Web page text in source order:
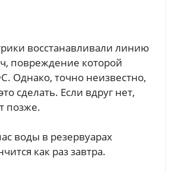
восстанавливали линию
повреждение которой
Однако, точно неизвестно,
сделать. Если вдруг нет,
позже.
воды в резервуарах
как раз завтра.